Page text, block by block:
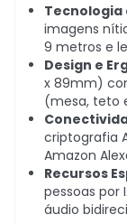
Tecnologia
imagens
9 metros e
Design e
x 89mm)
(mesa, teto
criptografia
Amazon
Recursos
pessoas por
áudio